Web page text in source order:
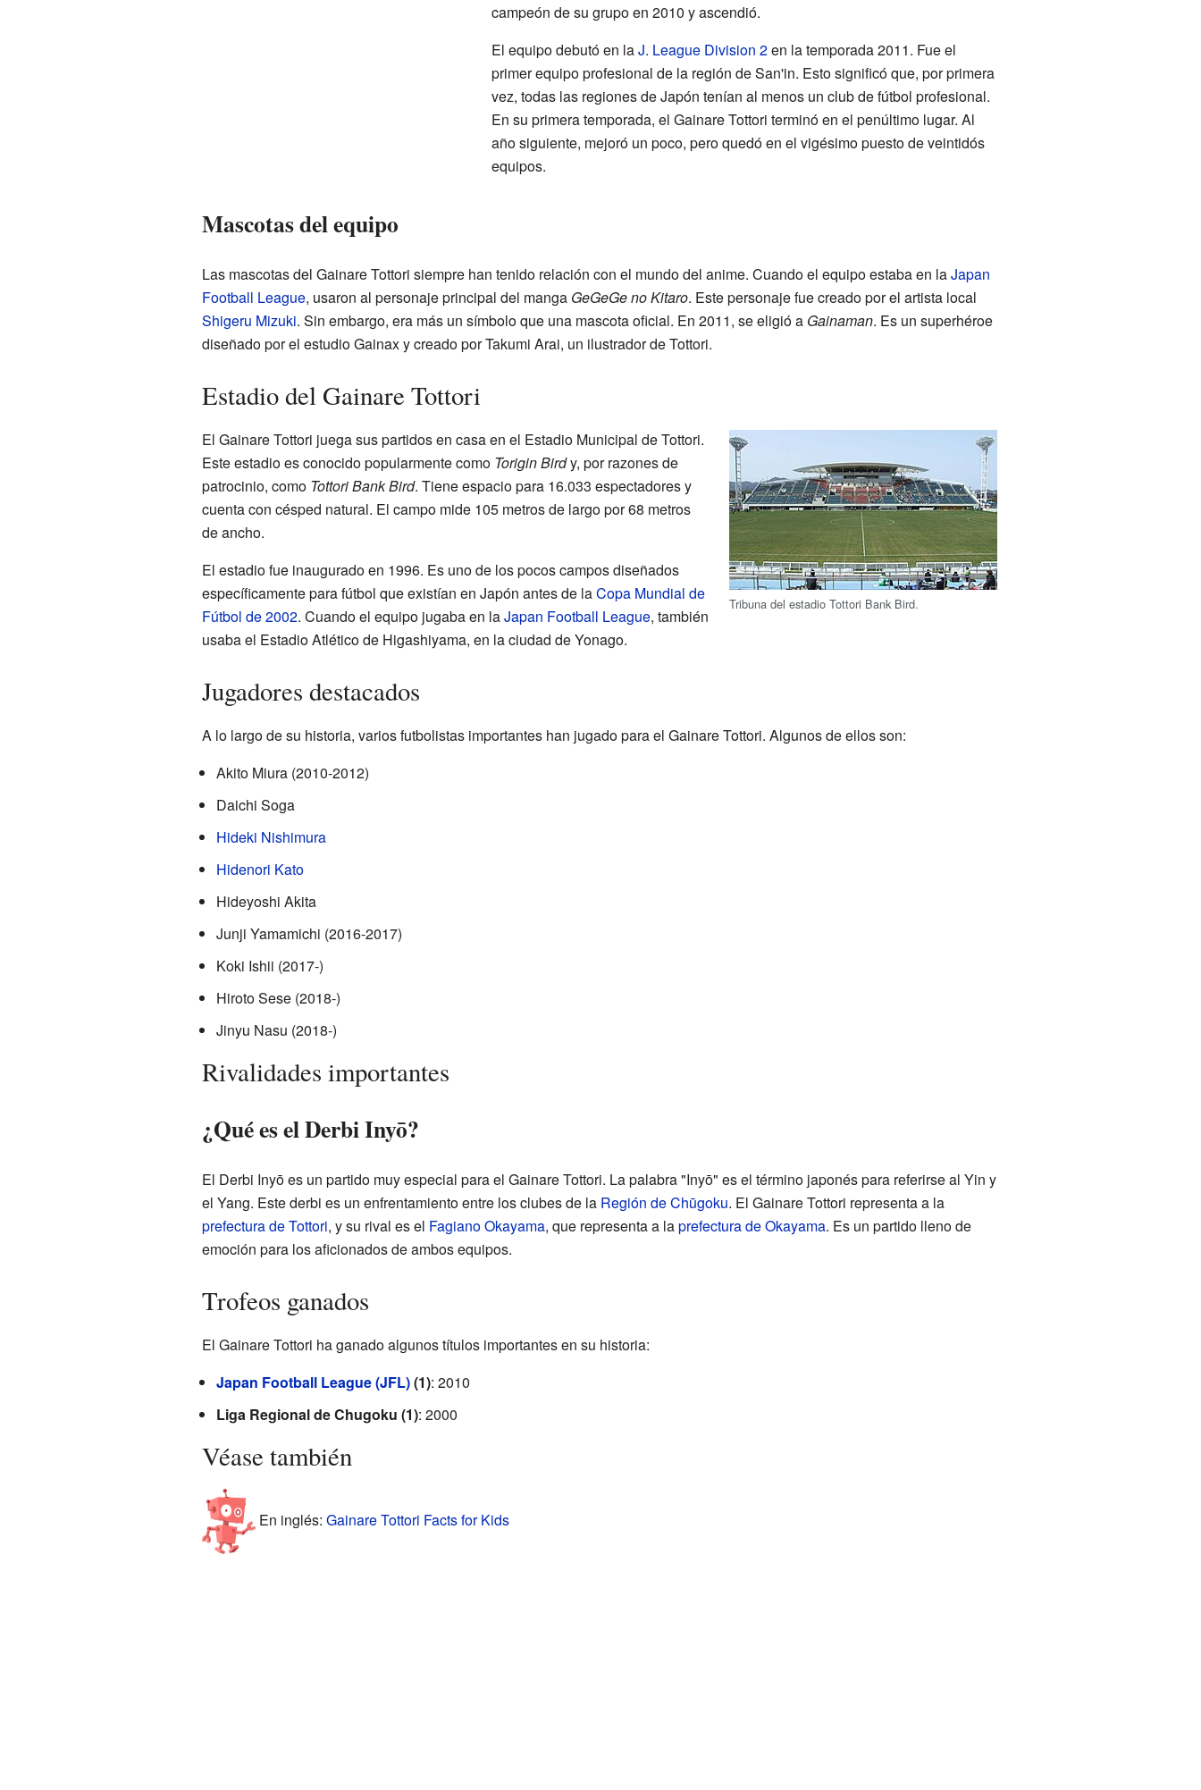
campeón de su grupo en 2010 y ascendió.
El equipo debutó en laJ. League Division 2en la temporada 2011. Fue el
primer equipo profesional de la región de San'in. Esto significó que, por primera
vez, todas las regiones de Japón tenían al menos un club de fútbol profesional.
En su primera temporada, el Gainare Tottori terminó en el penúltimo lugar. Al
año siguiente, mejoró un poco, pero quedó en el vigésimo puesto de veintidós
equipos.
Mascotas del equipo
Las mascotas del Gainare Tottori siempre han tenido relación con el mundo del anime. Cuando el equipo estaba en laJapan
Football League, usaron al personaje principal del manga GeGeGe no Kitaro. Este personaje fue creado por el artista local
Shigeru Mizuki. Sin embargo, era más un símbolo que una mascota oficial. En 2011, se eligió a Gainaman. Es un superhéroe
diseñado por el estudio Gainax y creado por Takumi Arai, un ilustrador de Tottori.
Estadio del Gainare Tottori
Tribuna del estadio Tottori Bank Bird.
El Gainare Tottori juega sus partidos en casa en el Estadio Municipal de Tottori.
Este estadio es conocido popularmente como Torigin Birdy, por razones de
patrocinio, como Tottori Bank Bird. Tiene espacio para 16.033 espectadores y
cuenta con césped natural. El campo mide 105 metros de largo por 68 metros
de ancho.
El estadio fue inaugurado en 1996. Es uno de los pocos campos diseñados
específicamente para fútbol que existían en Japón antes de laCopa Mundial de
Fútbol de 2002. Cuando el equipo jugaba en laJapan Football League, también
usaba el Estadio Atlético de Higashiyama, en la ciudad de Yonago.
Jugadores destacados
A lo largo de su historia, varios futbolistas importantes han jugado para el Gainare Tottori. Algunos de ellos son:
Akito Miura (2010-2012)
Daichi Soga
Hideki Nishimura
Hidenori Kato
Hideyoshi Akita
Junji Yamamichi (2016-2017)
Koki Ishii (2017-)
Hiroto Sese (2018-)
Jinyu Nasu (2018-)
Rivalidades importantes
¿Qué es el Derbi Inyō?
El Derbi Inyō es un partido muy especial para el Gainare Tottori. La palabra "Inyō" es el término japonés para referirse al Yin y
el Yang. Este derbi es un enfrentamiento entre los clubes de la Región de Chūgoku. El Gainare Tottori representa a la
prefectura de Tottori, y su rival es el Fagiano Okayama, que representa a laprefectura de Okayama. Es un partido lleno de
emoción para los aficionados de ambos equipos.
Trofeos ganados
El Gainare Tottori ha ganado algunos títulos importantes en su historia:
Japan Football League (JFL)(1): 2010
Liga Regional de Chugoku (1): 2000
Véase también
En inglés: Gainare Tottori Facts for Kids